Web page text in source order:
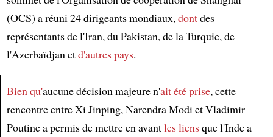
Article
(OCS) a réuni 24 dirigeants mondiaux, dontdes
représentants de l'Iran, du Pakistan, de la Turquie, de
l'Azerbaïdjan etd'autres pays.
Bien qu'aucune décision majeure n'ait été prise, cette
rencontre entre Xi Jinping, Narendra Modi et Vladimir
Poutine a permis de mettre en avantles liensque l'Inde a